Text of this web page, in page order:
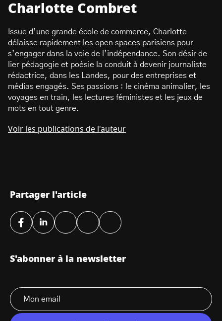
Charlotte Combret
Issue d’une grande école de commerce, Charlotte
délaisse rapidement les open spaces parisiens pour
s’engager dans la voie de l’indépendance. Son désir de
lier pédagogie et poésie la conduit à devenir journaliste
rédactrice, dans les Landes, pour des entreprises et
médias engagés. Ses passions : le cinéma animalier, les
voyages en train, les lectures féministes et les jeux de
mots en tout genre.
Voir les publications de l'auteur
Partager l'article
S'abonner à la newsletter